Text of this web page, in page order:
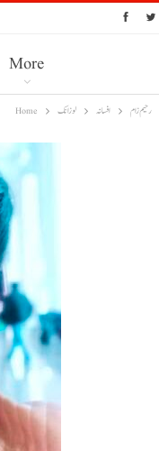
More
Home لوزانک افسانہ رحیم زام